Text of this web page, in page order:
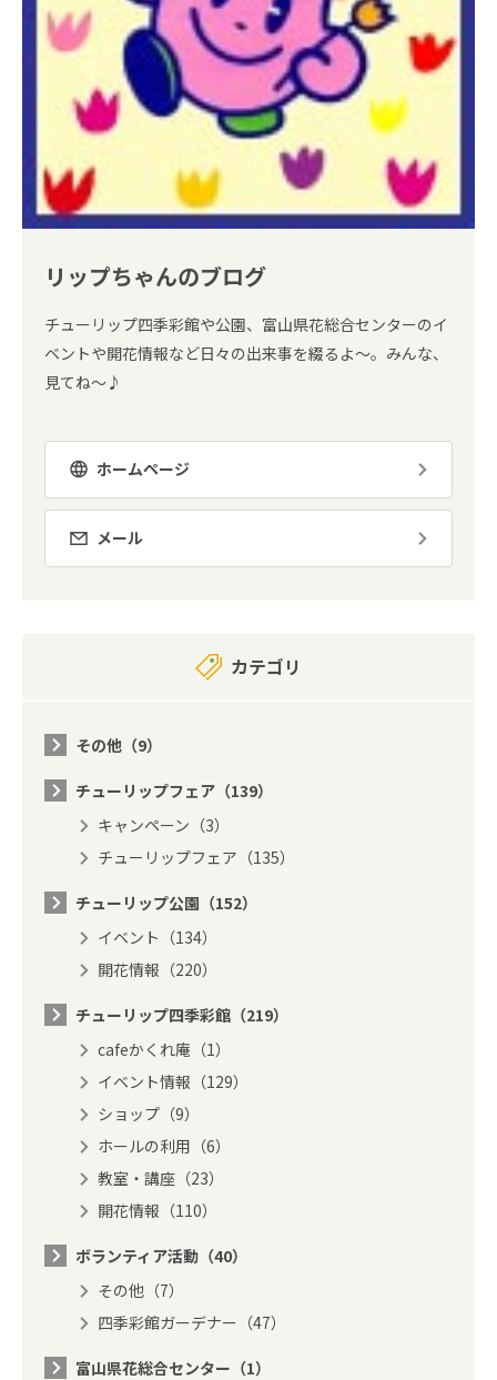
リップちゃんのブログ
チューリップ四季彩館や公園、富山県花総合センターのイ
ベントや開花情報など日々の出来事を綴るよ～。みんな、
見てね～♪
ホームページ
メール
カテゴリ
その他（9）
チューリップフェア（139）
キャンペーン（3）
チューリップフェア（135）
チューリップ公園（152）
イベント（134）
開花情報（220）
チューリップ四季彩館（219）
cafeかくれ庵（1）
イベント情報（129）
ショップ（9）
ホールの利用（6）
教室・講座（23）
開花情報（110）
ボランティア活動（40）
その他（7）
四季彩館ガーデナー（47）
富山県花総合センター（1）